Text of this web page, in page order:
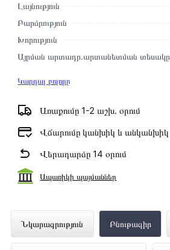
Լայնություն
Բարձրություն
Խորություն
Այրման արտադր.արտանետման տեսակը
Կարդալ բոլորը
Առաքումը 1-2 աշխ․ օրում
Վճարումը կանխիկ և անկանխիկ
Վերադարձը 14 օրում
Ապառիկի պայմաններ
Նկարագրություն Բնութագիր
Գազային ջրատաքացուցիչ
JSD16-N01 12L WHITE